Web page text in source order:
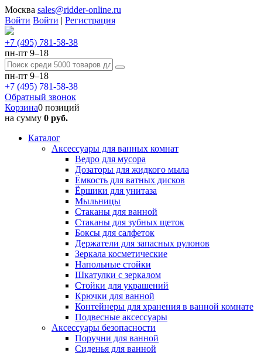
Москва sales@ridder-online.ru
Войти Войти | Регистрация
+7 (495) 781-58-38
пн-пт 9–18
пн-пт 9–18
+7 (495) 781-58-38
Обратный звонок
Корзина0 позиций
на сумму 0 руб.
Каталог
Аксессуары для ванных комнат
Ведро для мусора
Дозаторы для жидкого мыла
Ёмкость для ватных дисков
Ёршики для унитаза
Мыльницы
Стаканы для ванной
Стаканы для зубных щеток
Боксы для салфеток
Держатели для запасных рулонов
Зеркала косметические
Напольные стойки
Шкатулки с зеркалом
Стойки для украшений
Крючки для ванной
Контейнеры для хранения в ванной комнате
Подвесные аксессуары
Аксессуары безопасности
Поручни для ванной
Сиденья для ванной